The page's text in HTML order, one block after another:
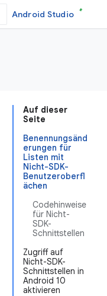
Android Studio
Auf dieser
Seite
Benennungsänd
erungen für
Listen mit
Nicht-SDK-
Benutzeroberfl
ächen
Codehinweise
für Nicht-
SDK-
Schnittstellen
Zugriff auf
Nicht-SDK-
Schnittstellen in
Android 10
aktivieren